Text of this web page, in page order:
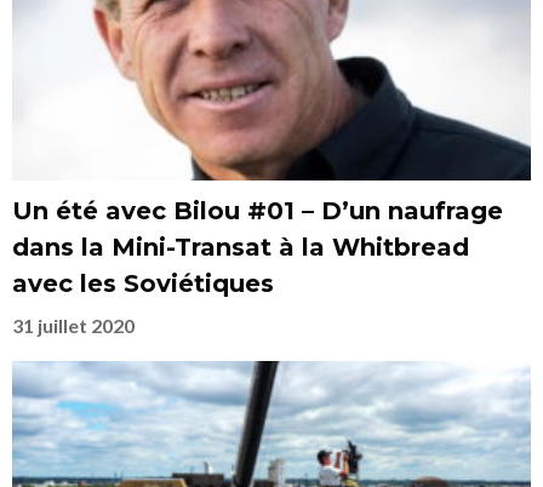
Un été avec Bilou #01 – D’un naufrage
dans la Mini-Transat à la Whitbread
avec les Soviétiques
31 juillet 2020